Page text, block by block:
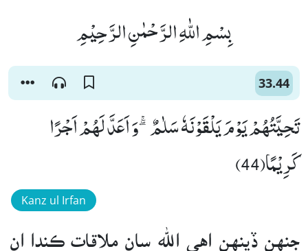
بِسْمِ اللّٰهِ الرَّحْمٰنِ الرَّحِیْمِ
33.44
تَحِیَّتُهُمْ یَوْمَ یَلْقَوْنَهٗ سَلٰمٌۖۚ-وَ اَعَدَّ لَهُمْ اَجْرًا
كَرِیْمًا(44)
Kanz ul Irfan
جنهن ڏينهن اهي الله سان ملاقات ڪندا ان